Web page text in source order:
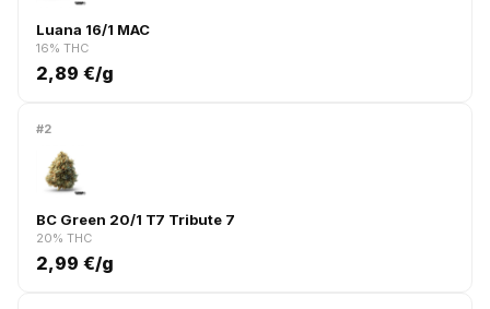
Luana 16/1 MAC
16% THC
2,89 €/g
#2
BC Green 20/1 T7 Tribute 7
20% THC
2,99 €/g